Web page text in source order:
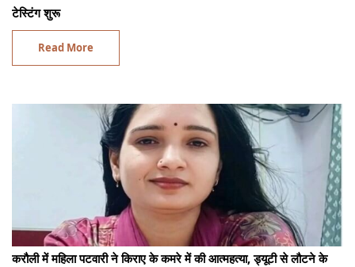
टेस्टिंग शुरू
Read More
करौली में महिला पटवारी ने किराए के कमरे में की आत्महत्या, ड्यूटी से लौटने के